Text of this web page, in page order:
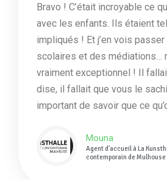
Bravo ! C’était incroyable ce
avec les enfants. Ils étaient
impliqués ! Et j’en vois
scolaires et des médiations…
vraiment exceptionnel ! Il
dise, il fallait que vous le
important de savoir que ce
Mouna
Agent d'accueil à La
contemporain de Mulhouse